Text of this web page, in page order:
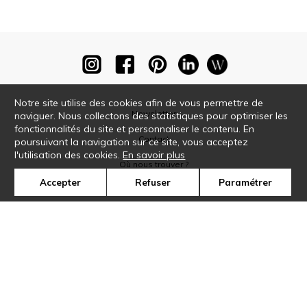
Newsletter
Contact
Où nous trouver ?
Notre site utilise des cookies afin de vous permettre de
naviguer. Nous collectons des statistiques pour optimiser les
fonctionnalités du site et personnaliser le contenu. En
poursuivant la navigation sur ce site, vous acceptez
l'utilisation des cookies.En savoir plus
Accepter Refuser Paramétrer